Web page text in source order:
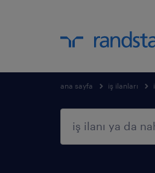
ana sayfa iş ilanları